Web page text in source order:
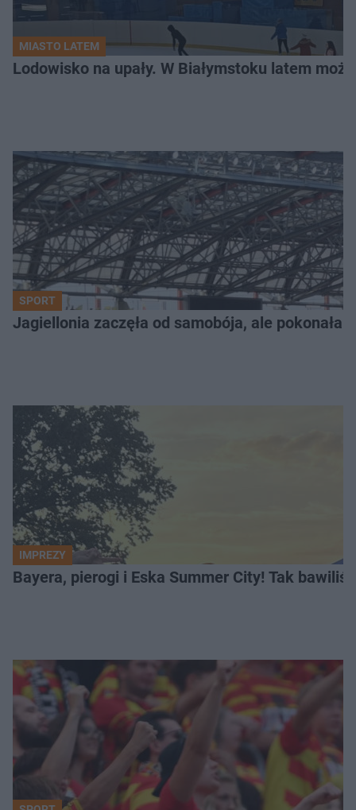
MIASTO LATEM
Lodowisko na upały. W Białymstoku latem
SPORT
Jagiellonia zaczęła od samobója, ale pokonała
IMPREZY
Bayera, pierogi i Eska Summer City! Tak